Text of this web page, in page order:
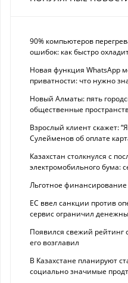
90% компьютеров
ошибок: как быстро
Новая функция WhatsApp
приватности: что нужно
Новый Алматы: пять
общественные
Взрослый клиент скажет:
Сулейменов об оплате
Казахстан столкнулся с
электромобильного бума:
Льготное
ЕС ввел санкции против
сервис ограничил
Появился свежий рейтинг
его возглавил
В Казахстане планируют
социально значимые